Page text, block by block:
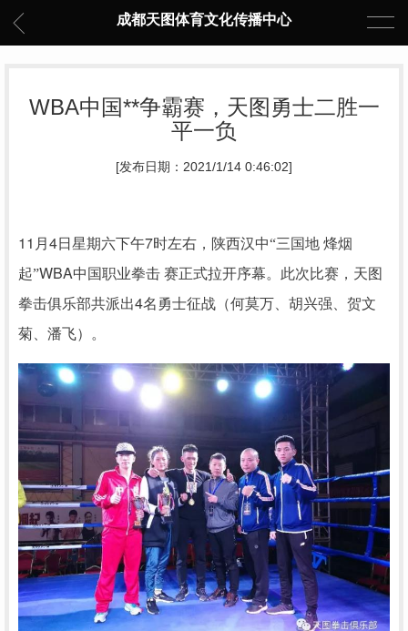
成都天图体育文化传播中心
WBA中国**争霸赛，天图勇士二胜一
平一负
[发布日期：2021/1/14 0:46:02]
11 月 4日星期六下午7时左右，陕西汉中“三国地 烽烟
起”WBA中国职业拳击 赛正式拉开序幕。此次比赛，天图
拳击俱乐部共派出4名勇士征战（何莫万、胡兴强、贺文
菊、潘飞）。